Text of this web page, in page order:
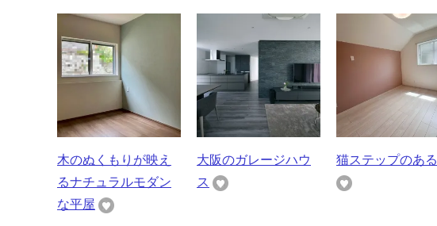
木のぬくもりが映え
るナチュラルモダン
な平屋
大阪のガレージハウ
ス
猫ステップのあ